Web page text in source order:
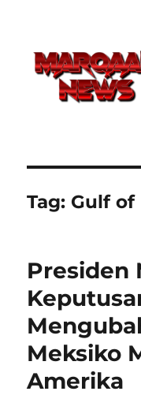
Tag: Gulf of
Presiden
Meksiko
Amerika